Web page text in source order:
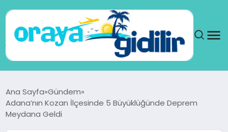
SAĞLIK
Ana Sayfa Gündem
Adana’nın Kozan İlçesinde 5 Büyüklüğünde Deprem
Meydana Geldi